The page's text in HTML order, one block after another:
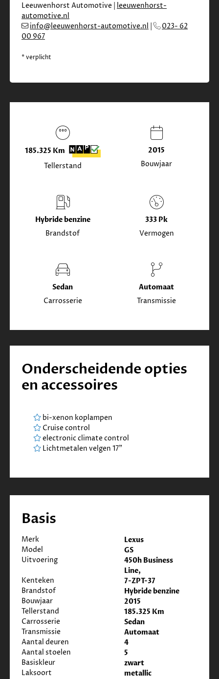
Leeuwenhorst Automotive | leeuwenhorst-
automotive.nl
info@leeuwenhorst-automotive.nl
023- 62
00 967
* verplicht
185.325 Km
Tellerstand
2015
Bouwjaar
Hybride benzine
Brandstof
333 Pk
Vermogen
Sedan
Carrosserie
Automaat
Transmissie
Onderscheidende opties
en accessoires
bi-xenon koplampen
Cruise control
electronic climate control
Lichtmetalen velgen 17"
Basis
Merk Lexus
Model GS
Uitvoering
450h Business
Line,
Kenteken 7-ZPT-37
Brandstof Hybride benzine
Bouwjaar 2015
Tellerstand 185.325 Km
Carrosserie Sedan
Transmissie Automaat
Aantal deuren 4
Aantal stoelen 5
Basiskleur zwart
Laksoort metallic